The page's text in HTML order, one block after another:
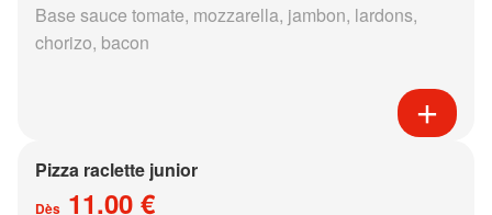
Base sauce tomate, mozzarella, jambon, lardons,
chorizo, bacon
Pizza raclette junior
Dès 11.00 €